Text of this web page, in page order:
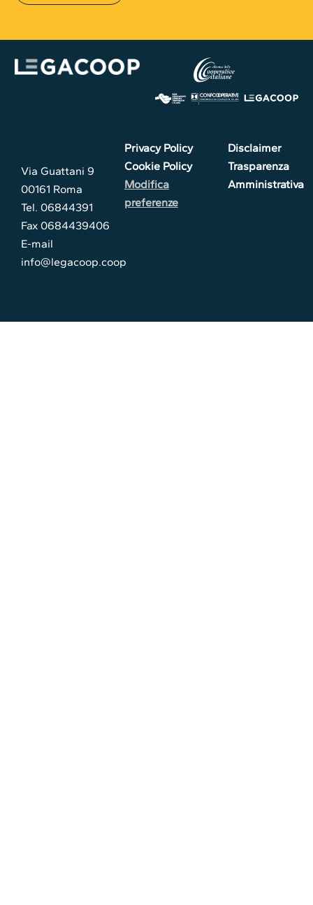
Via Guattani 9
00161 Roma
Tel. 06844391
Fax 0684439406
E-mail
info@legacoop.coop
Privacy Policy
Cookie Policy
Modifica
preferenze
Disclaimer
Trasparenza
Amministrativa